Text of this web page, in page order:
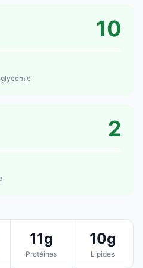
10
2
11g
Protéines
10g
Lipides